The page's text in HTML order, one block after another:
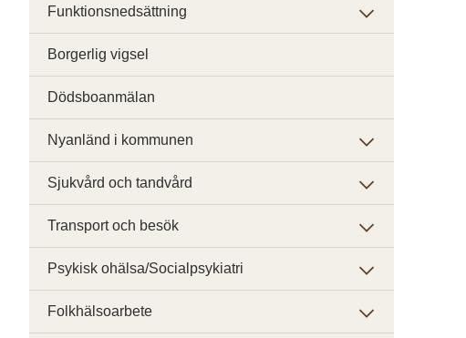
Funktionsnedsättning
Borgerlig vigsel
Dödsboanmälan
Nyanländ i kommunen
Sjukvård och tandvård
Transport och besök
Psykisk ohälsa/Socialpsykiatri
Folkhälsoarbete